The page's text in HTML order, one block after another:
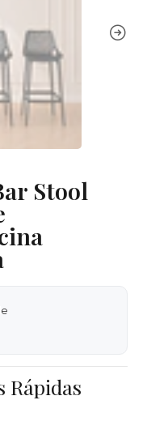
Stool
Rápidas